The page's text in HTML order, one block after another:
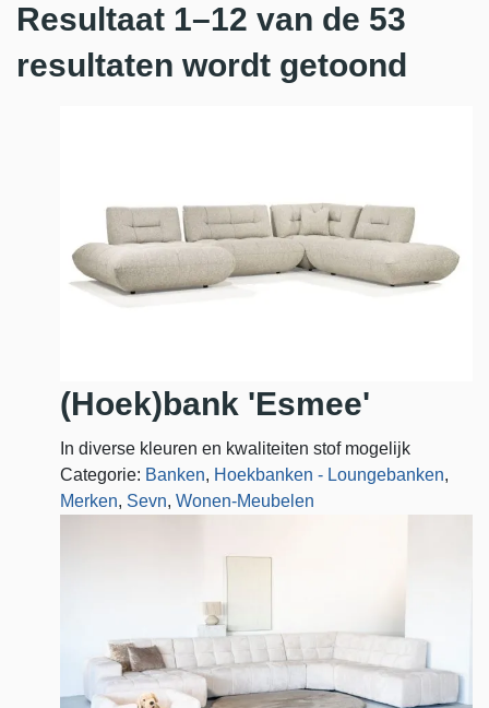
Resultaat 1–12 van de 53
resultaten wordt getoond
(Hoek)bank 'Esmee'
In diverse kleuren en kwaliteiten stof mogelijk
Categorie: Banken, Hoekbanken - Loungebanken,
Merken, Sevn, Wonen-Meubelen